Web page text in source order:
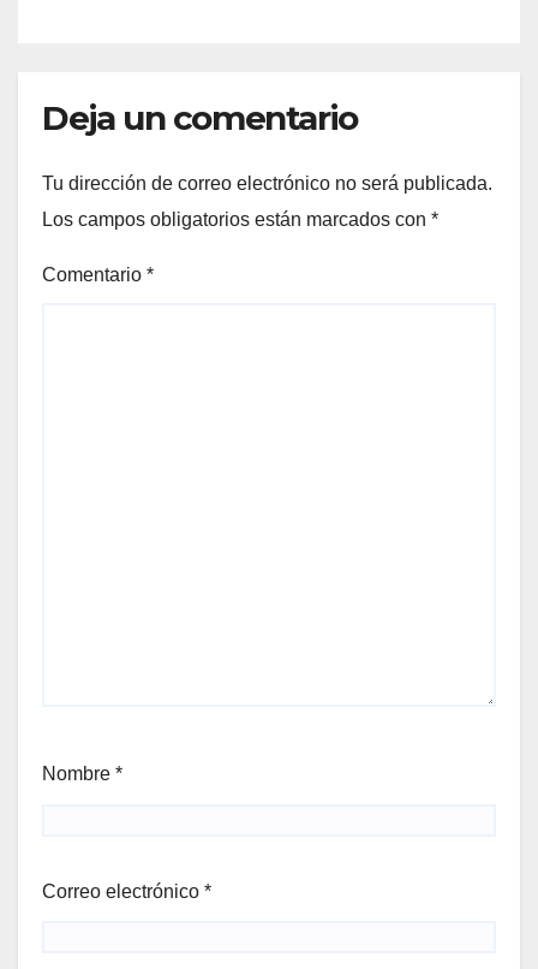
Deja un comentario
Tu dirección de correo electrónico no será publicada.
Los campos obligatorios están marcados con *
Comentario *
Nombre *
Correo electrónico *